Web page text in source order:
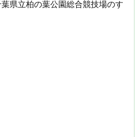
県立柏の葉公園総合競技場のす